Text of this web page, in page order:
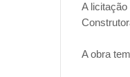
A
A obra